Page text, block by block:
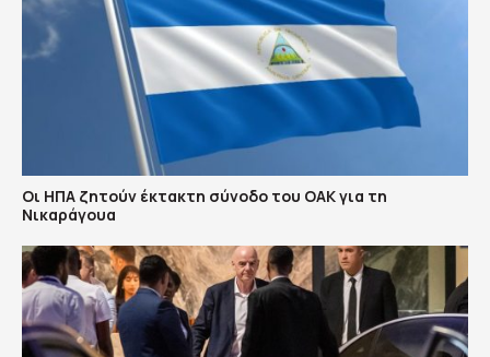
Οι ΗΠΑ ζητούν έκτακτη σύνοδο του ΟΑΚ για τη
Νικαράγουα